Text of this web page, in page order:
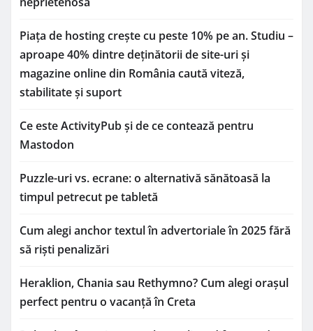
Piața de hosting crește cu peste 10% pe an. Studiu –
aproape 40% dintre deținătorii de site-uri și
magazine online din România caută viteză,
stabilitate și suport
Ce este ActivityPub și de ce contează pentru
Mastodon
Puzzle-uri vs. ecrane: o alternativă sănătoasă la
timpul petrecut pe tabletă
Cum alegi anchor textul în advertoriale în 2025 fără
să riști penalizări
Heraklion, Chania sau Rethymno? Cum alegi orașul
perfect pentru o vacanță în Creta